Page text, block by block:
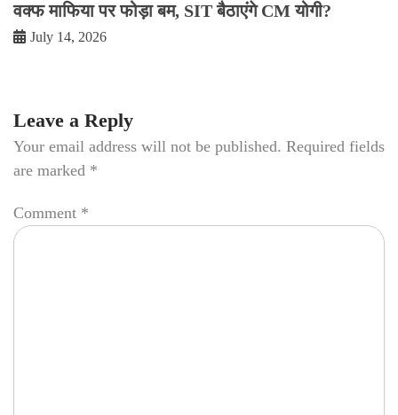
वक्फ माफिया पर फोड़ा बम, SIT बैठाएंगे CM योगी?
July 14, 2026
Leave a Reply
Your email address will not be published. Required fields
are marked *
Comment *